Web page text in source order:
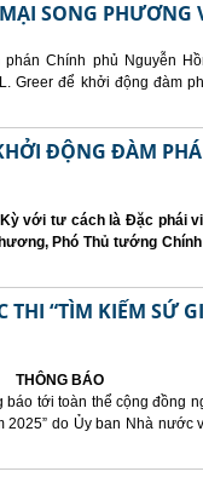
SONG PHƯƠNG
Chính phủ Nguyễn
Greer để khởi động đàm
ĐỘNG ĐÀM
với tư cách là Đặc phái
Phó Thủ tướng
“TÌM KIẾM SỨ
THÔNG BÁO
tới toàn thể cộng đồng
2025” do Ủy ban Nhà